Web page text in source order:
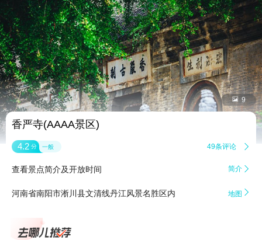
 9
香严寺(AAAA景区)
4.2 分 一般 49条评论 
查看景点简介及开放时间 简介 
河南省南阳市淅川县文清线丹江风景名胜区内 地图 